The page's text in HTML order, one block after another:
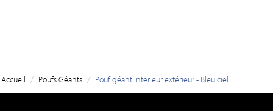
Accueil / Poufs Géants / Pouf géant intérieur extérieur - Bleu ciel